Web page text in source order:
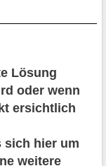
Lösung
oder wenn
ersichtlich
sich hier um
weitere